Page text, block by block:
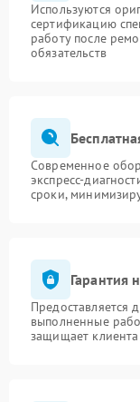
Используются
сертификацию
работу после
обязательств
Современное
экспресс-
сроки,
Гарантия
Предоставляется
выполненные
защищает